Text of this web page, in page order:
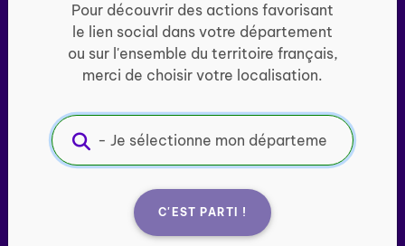
Pour découvrir des actions favorisant
le lien social dans votre département
ou sur l'ensemble du territoire français,
merci de choisir votre localisation.
C'EST PARTI !
Ogénie s’engage pour ​le
lien social des seniors